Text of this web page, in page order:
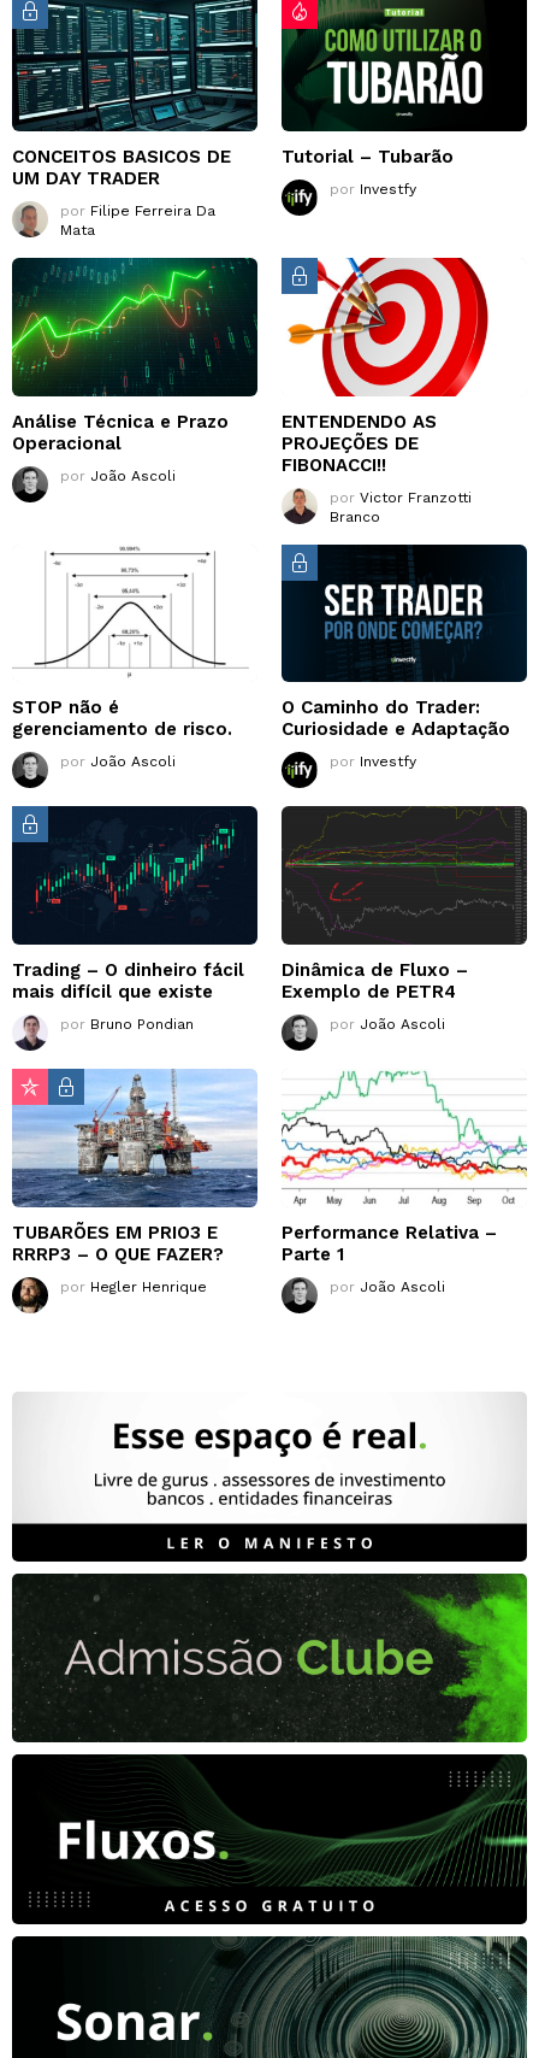
CONCEITOS BASICOS DE
UM DAY TRADER
por Filipe Ferreira Da
Mata
Tutorial – Tubarão
por Investfy
Análise Técnica e Prazo
Operacional
por João Ascoli
ENTENDENDO AS
PROJEÇÕES DE
FIBONACCI!!
por Victor Franzotti
Branco
STOP não é
gerenciamento de risco.
por João Ascoli
O Caminho do Trader:
Curiosidade e Adaptação
por Investfy
Trading – O dinheiro fácil
mais difícil que existe
por Bruno Pondian
Dinâmica de Fluxo –
Exemplo de PETR4
por João Ascoli
TUBARÕES EM PRIO3 E
RRRP3 – O QUE FAZER?
por Hegler Henrique
Performance Relativa –
Parte 1
por João Ascoli